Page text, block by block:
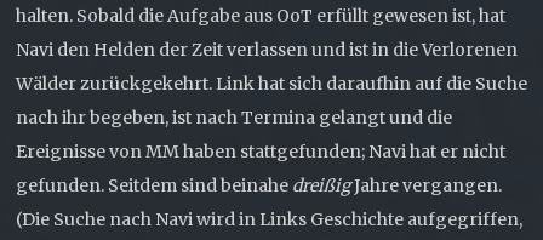
halten. Sobald die Aufgabe aus OoT erfüllt gewesen ist, hat
Navi den Helden der Zeit verlassen und ist in die Verlorenen
Wälder zurückgekehrt. Link hat sich daraufhin auf die Suche
nach ihr begeben, ist nach Termina gelangt und die
Ereignisse von MM haben stattgefunden; Navi hat er nicht
gefunden. Seitdem sind beinahe dreißigJahre vergangen.
(Die Suche nach Navi wird in Links Geschichte aufgegriffen,